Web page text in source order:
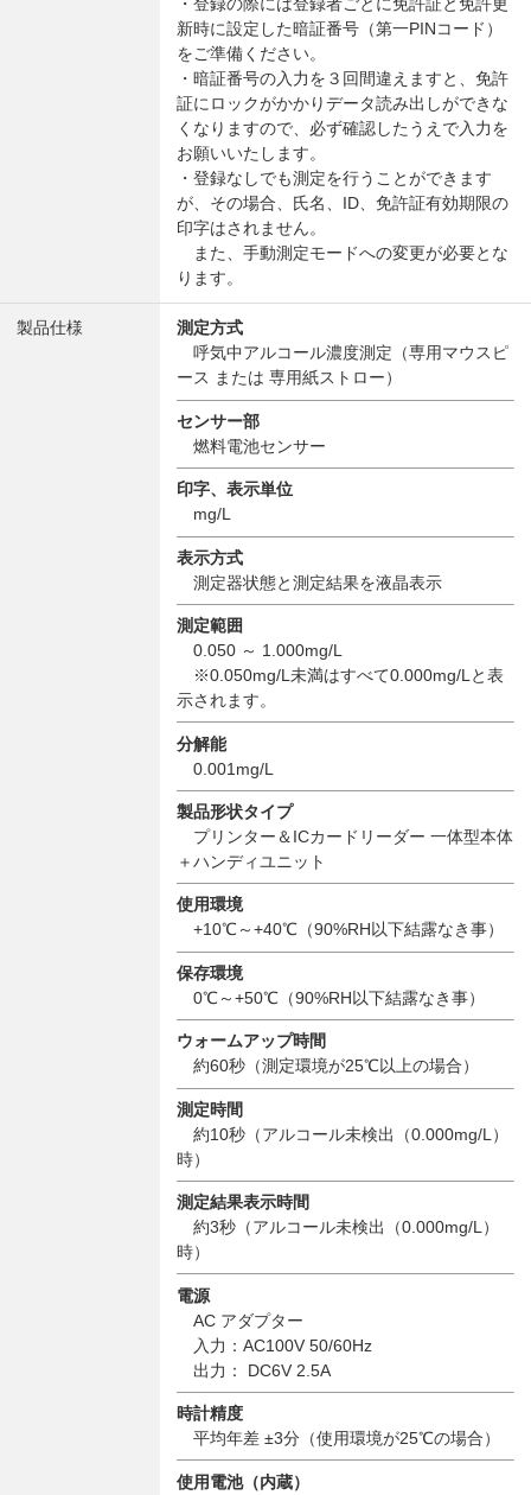
・登録の際には登録者ごとに免許証と免許更
新時に設定した暗証番号（第一PINコード）
をご準備ください。
・暗証番号の入力を３回間違えますと、免許
証にロックがかかりデータ読み出しができな
くなりますので、必ず確認したうえで入力を
お願いいたします。
・登録なしでも測定を行うことができます
が、その場合、氏名、ID、免許証有効期限の
印字はされません。
また、手動測定モードへの変更が必要とな
ります。
製品仕様
測定方式
呼気中アルコール濃度測定（専用マウスピ
ース または 専用紙ストロー）
センサー部
燃料電池センサー
印字、表示単位
mg/L
表示方式
測定器状態と測定結果を液晶表示
測定範囲
0.050 ～ 1.000mg/L
※0.050mg/L未満はすべて0.000mg/Lと表
示されます。
分解能
0.001mg/L
製品形状タイプ
プリンター＆ICカードリーダー 一体型本体
＋ハンディユニット
使用環境
+10℃～+40℃（90%RH以下結露なき事）
保存環境
0℃～+50℃（90%RH以下結露なき事）
ウォームアップ時間
約60秒（測定環境が25℃以上の場合）
測定時間
約10秒（アルコール未検出（0.000mg/L）
時）
測定結果表示時間
約3秒（アルコール未検出（0.000mg/L）
時）
電源
AC アダプター
入力：AC100V 50/60Hz
出力： DC6V 2.5A
時計精度
平均年差 ±3分（使用環境が25℃の場合）
使用電池（内蔵）